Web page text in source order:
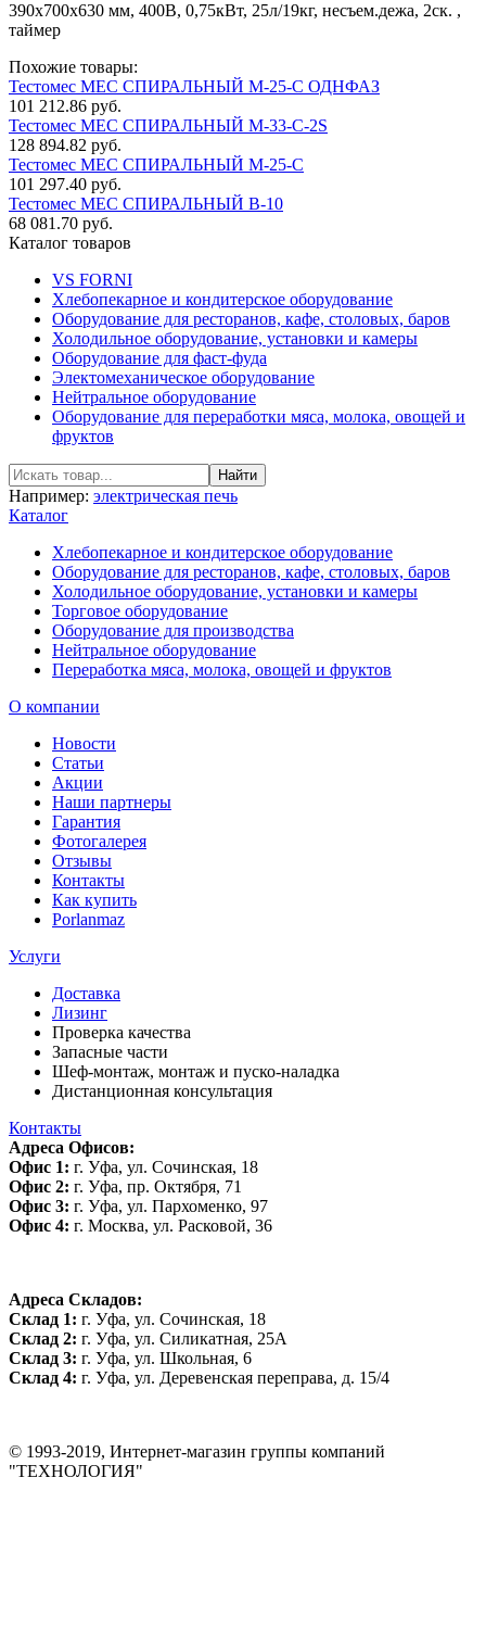
390х700х630 мм, 400В, 0,75кВт, 25л/19кг, несъем.дежа, 2ск. ,
таймер
Похожие товары:
Тестомес MEC СПИРАЛЬНЫЙ M-25-C ОДНФАЗ
101 212.86 руб.
Тестомес MEC СПИРАЛЬНЫЙ M-33-C-2S
128 894.82 руб.
Тестомес MEC СПИРАЛЬНЫЙ M-25-C
101 297.40 руб.
Тестомес MEC СПИРАЛЬНЫЙ B-10
68 081.70 руб.
Каталог товаров
VS FORNI
Хлебопекарное и кондитерское оборудование
Оборудование для ресторанов, кафе, столовых, баров
Холодильное оборудование, установки и камеры
Оборудование для фаст-фуда
Электомеханическое оборудование
Нейтральное оборудование
Оборудование для переработки мяса, молока, овощей и
фруктов
Например: электрическая печь
Каталог
Хлебопекарное и кондитерское оборудование
Оборудование для ресторанов, кафе, столовых, баров
Холодильное оборудование, установки и камеры
Торговое оборудование
Оборудование для производства
Нейтральное оборудование
Переработка мяса, молока, овощей и фруктов
О компании
Новости
Статьи
Акции
Наши партнеры
Гарантия
Фотогалерея
Отзывы
Контакты
Как купить
Porlanmaz
Услуги
Доставка
Лизинг
Проверка качества
Запасные части
Шеф-монтаж, монтаж и пуско-наладка
Дистанционная консультация
Контакты
Адреса Офисов:
Офис 1: г. Уфа, ул. Сочинская, 18
Офис 2: г. Уфа, пр. Октября, 71
Офис 3: г. Уфа, ул. Пархоменко, 97
Офис 4: г. Москва, ул. Расковой, 36
Адреса Складов:
Склад 1: г. Уфа, ул. Сочинская, 18
Склад 2: г. Уфа, ул. Силикатная, 25А
Склад 3: г. Уфа, ул. Школьная, 6
Склад 4: г. Уфа, ул. Деревенская переправа, д. 15/4
© 1993-2019, Интернет-магазин группы компаний
"ТЕХНОЛОГИЯ"